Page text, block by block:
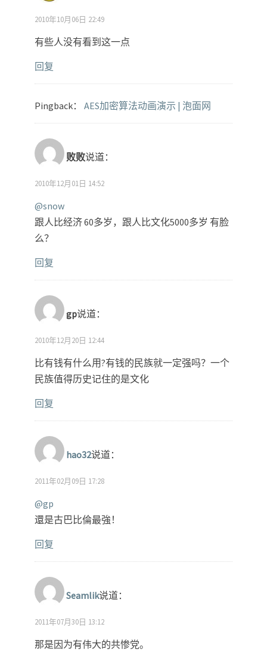
2010年10月06日 22:49
有些人没有看到这一点
回复
Pingback： AES加密算法动画演示 | 泡面网
败败说道：
2010年12月01日 14:52
@snow
跟人比经济 60多岁，跟人比文化5000多岁 有脸
么？
回复
gp说道：
2010年12月20日 12:44
比有钱有什么用?有钱的民族就一定强吗？一个
民族值得历史记住的是文化
回复
hao32说道：
2011年02月09日 17:28
@gp
還是古巴比倫最強！
回复
Seamlik说道：
2011年07月30日 13:12
那是因为有伟大的共惨党。